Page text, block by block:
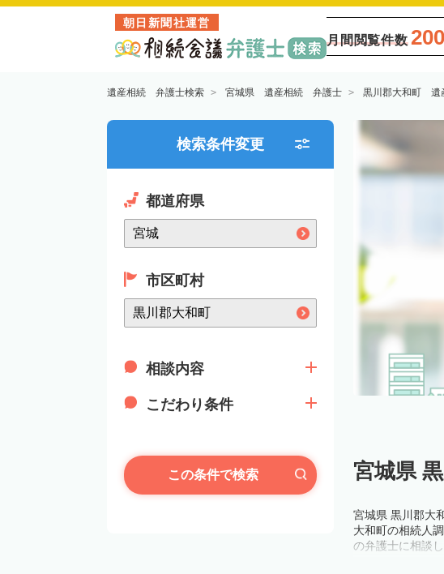
朝日新聞社運営
月間閲覧件数 200
遺産相続 弁護士検索 宮城県 遺産相続 弁護士 黒川郡大和町
検索条件変更
都道府県
市区町村
相談内容
こだわり条件
この条件で検索 宮城県
宮城県 黒川郡大
大和町の相続人
の弁護士に相談